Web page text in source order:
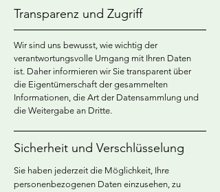
Transparenz und Zugriff
Wir sind uns bewusst, wie wichtig der
verantwortungsvolle Umgang mit Ihren Daten
ist. Daher informieren wir Sie transparent über
die Eigentümerschaft der gesammelten
Informationen, die Art der Datensammlung und
die Weitergabe an Dritte.
Sicherheit und Verschlüsselung
Sie haben jederzeit die Möglichkeit, Ihre
personenbezogenen Daten einzusehen, zu